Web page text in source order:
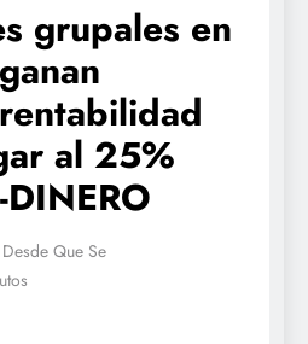
grupales en
al 25%
Que Se